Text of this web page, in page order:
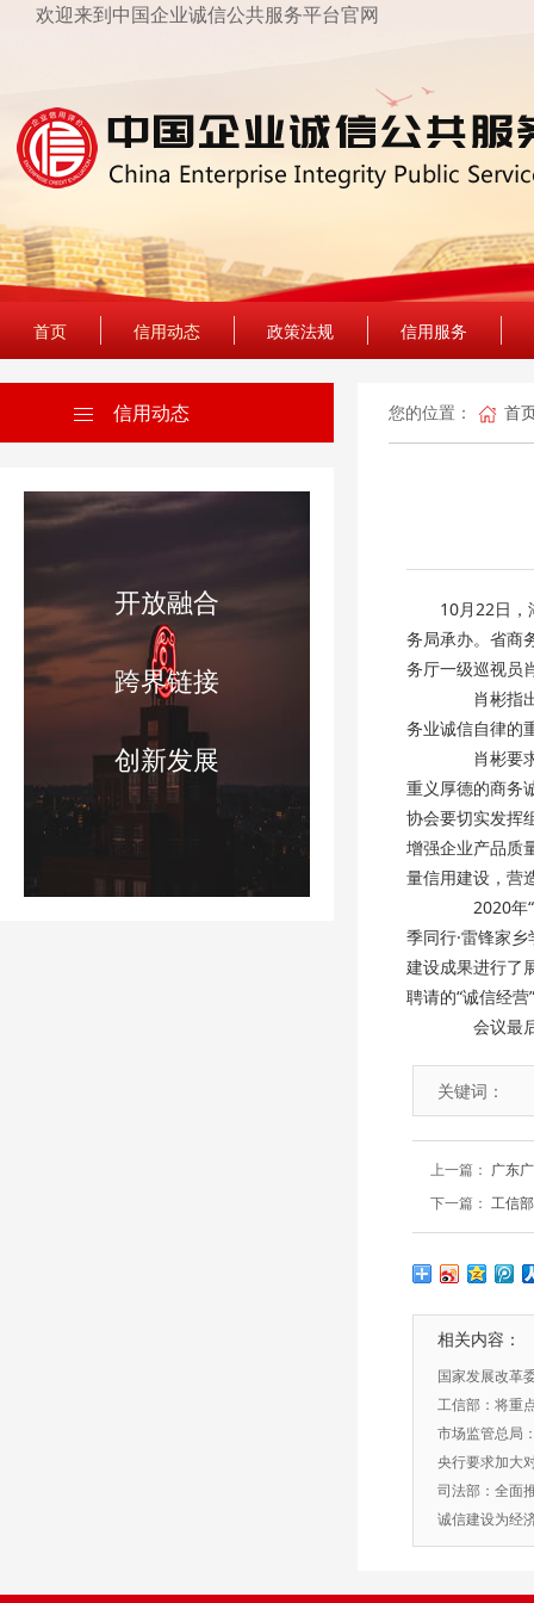
欢迎来到中国企业诚信公共服务平台官网
首页 信用动态 政策法规 信用服务
信用动态
开放融合
跨界链接
创新发展
您的位置： 首
10月22日，
务局承办。省商
务厅一级巡视员
肖彬指出
务业诚信自律的
肖彬要求
重义厚德的商务
协会要切实发挥
增强企业产品质
量信用建设，营
2020年“
季同行·雷锋家
建设成果进行了
聘请的“诚信经
会议最后
关键词：
上一篇： 广东
下一篇： 工信
相关内容：
国家发展改革
信息报告标准
工信部：将重
企业款项
市场监管总局
监管
央行要求加大
司法部：全面
制度建设
诚信建设为经